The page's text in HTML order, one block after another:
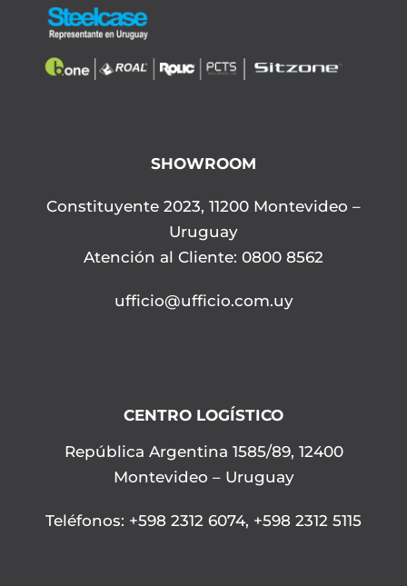
SHOWROOM
Constituyente 2023, 11200 Montevideo –
Uruguay
Atención al Cliente: 0800 8562
ufficio@ufficio.com.uy
CENTRO LOGÍSTICO
República Argentina 1585/89, 12400
Montevideo – Uruguay
Teléfonos: +598 2312 6074, +598 2312 5115